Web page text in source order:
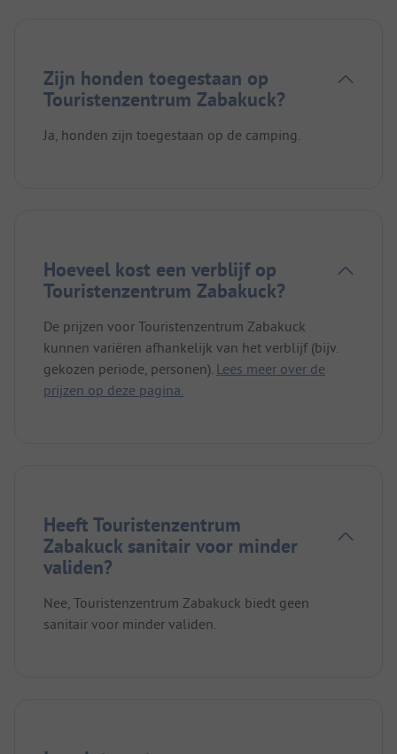
Zijn honden toegestaan op
Touristenzentrum Zabakuck?
Ja, honden zijn toegestaan op de camping.
Hoeveel kost een verblijf op
Touristenzentrum Zabakuck?
De prijzen voor Touristenzentrum Zabakuck
kunnen variëren afhankelijk van het verblijf (bijv.
gekozen periode, personen). Lees meer over de
prijzen op deze pagina.
Heeft Touristenzentrum
Zabakuck sanitair voor minder
validen?
Nee, Touristenzentrum Zabakuck biedt geen
sanitair voor minder validen.